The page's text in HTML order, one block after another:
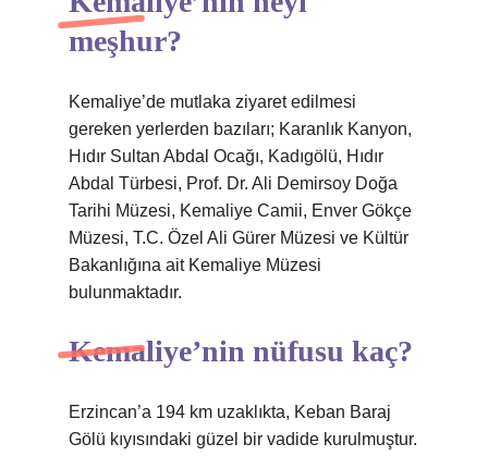
meşhur?
Kemaliye’de mutlaka ziyaret edilmesi
gereken yerlerden bazıları; Karanlık Kanyon,
Hıdır Sultan Abdal Ocağı, Kadıgölü, Hıdır
Abdal Türbesi, Prof. Dr. Ali Demirsoy Doğa
Tarihi Müzesi, Kemaliye Camii, Enver Gökçe
Müzesi, T.C. Özel Ali Gürer Müzesi ve Kültür
Bakanlığına ait Kemaliye Müzesi
bulunmaktadır.
Kemaliye’nin nüfusu kaç?
Erzincan’a 194 km uzaklıkta, Keban Baraj
Gölü kıyısındaki güzel bir vadide kurulmuştur.